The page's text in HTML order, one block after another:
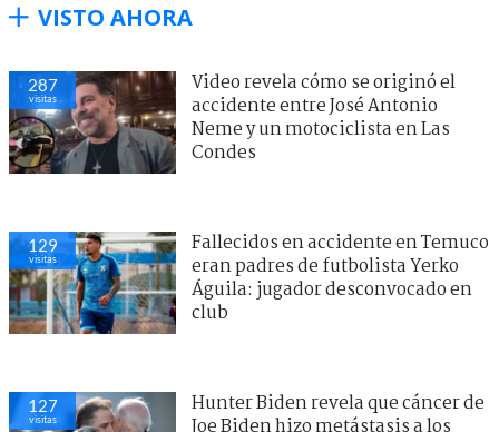
VISTO AHORA
287
visitas
Video revela cómo se originó el
accidente entre José Antonio
Neme y un motociclista en Las
Condes
129
visitas
Fallecidos en accidente en Temuco
eran padres de futbolista Yerko
Águila: jugador desconvocado en
club
127
visitas
Hunter Biden revela que cáncer de